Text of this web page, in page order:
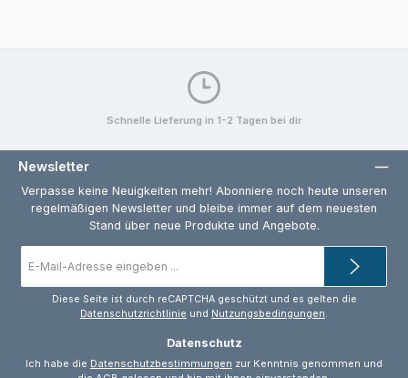
Schnelle Lieferung in 1-2 Tagen bei dir
Newsletter
Verpasse keine Neuigkeiten mehr! Abonniere noch heute unseren
regelmäßigen Newsletter und bleibe immer auf dem neuesten
Stand über neue Produkte und Angebote.
Mail-
*
Diese Seite ist durch reCAPTCHA geschützt und es gelten die
Datenschutzrichtlinie und Nutzungsbedingungen.
Datenschutz
Ich habe die Datenschutzbestimmungen zur Kenntnis genommen und